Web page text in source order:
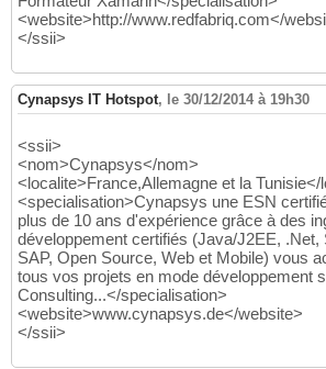
<website>http://www.redfabriq.com</
</ssii>
Cynapsys IT Hotspot, le 30/12/2014 à 19h30
<ssii>
<nom>Cynapsys</nom>
<localite>France,Allemagne et la Tunisie</
<specialisation>Cynapsys une ESN
plus de 10 ans d'expérience grâce à des
développement certifiés (Java/J2EE, .Net,
SAP, Open Source, Web et Mobile) vous
tous vos projets en mode développement
Consulting...</specialisation>
<website>www.cynapsys.de</website>
</ssii>